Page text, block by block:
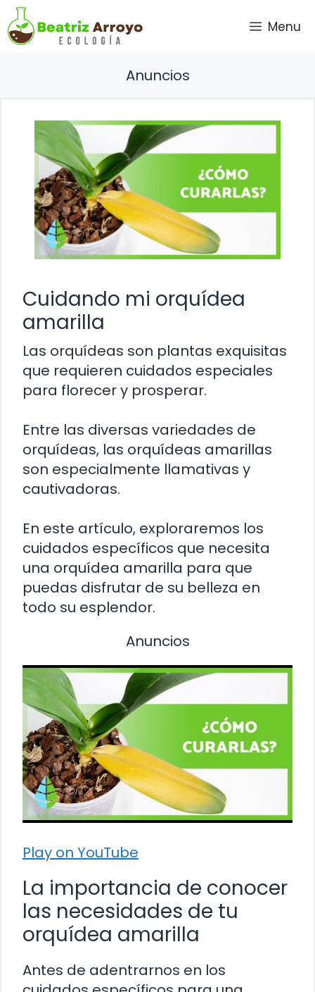
Saltar
al
contenido
Menu
Anuncios
Cuidando mi orquídea
amarilla
Las orquídeas son plantas exquisitas
que requieren cuidados especiales
para florecer y prosperar.
Entre las diversas variedades de
orquídeas, las orquídeas amarillas
son especialmente llamativas y
cautivadoras.
En este artículo, exploraremos los
cuidados específicos que necesita
una orquídea amarilla para que
puedas disfrutar de su belleza en
todo su esplendor.
Anuncios
Play on YouTube
La importancia de conocer
las necesidades de tu
orquídea amarilla
Antes de adentrarnos en los